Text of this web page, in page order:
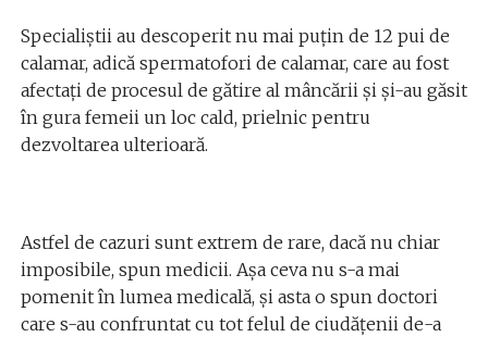
Specialiștii au descoperit nu mai puțin de 12 pui de
calamar, adică spermatofori de calamar, care au fost
afectați de procesul de gătire al mâncării și și-au găsit
în gura femeii un loc cald, prielnic pentru
dezvoltarea ulterioară.
Astfel de cazuri sunt extrem de rare, dacă nu chiar
imposibile, spun medicii. Așa ceva nu s-a mai
pomenit în lumea medicală, și asta o spun doctori
care s-au confruntat cu tot felul de ciudățenii de-a